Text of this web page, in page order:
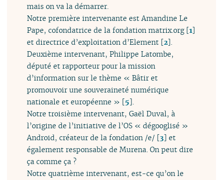
mais on va la démarrer.
Notre première intervenante est Amandine Le
Pape, cofondatrice de la fondation matrix.org[1]
et directrice d’exploitation d’Element [2].
Deuxième intervenant, Philippe Latombe,
député et rapporteur pour la mission
d’information sur le thème « Bâtir et
promouvoir une souveraineté numérique
nationale et européenne » [5].
Notre troisième intervenant, Gaël Duval, à
l’origine de l’initiative de l’OS « dégooglisé »
Android, créateur de la fondation /e/ [3] et
également responsable de Murena. On peut dire
ça comme ça ?
Notre quatrième intervenant, est-ce qu’on le